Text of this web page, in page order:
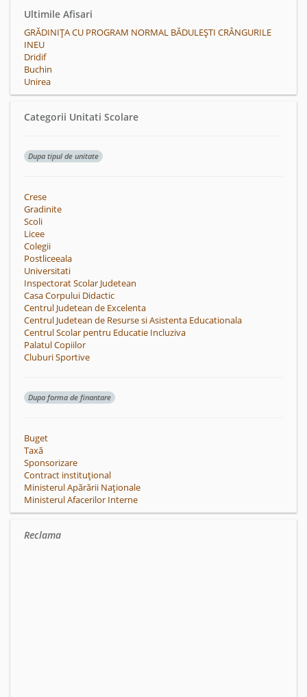
Ultimile Afisari
GRĂDINIȚA CU PROGRAM NORMAL BĂDULEȘTI CRÂNGURILE
INEU
Dridif
Buchin
Unirea
Categorii Unitati Scolare
Dupa tipul de unitate
Crese
Gradinite
Scoli
Licee
Colegii
Postliceeala
Universitati
Inspectorat Scolar Judetean
Casa Corpului Didactic
Centrul Judetean de Excelenta
Centrul Judetean de Resurse si Asistenta Educationala
Centrul Scolar pentru Educatie Incluziva
Palatul Copiilor
Cluburi Sportive
Dupa forma de finantare
Buget
Taxă
Sponsorizare
Contract instituțional
Ministerul Apărării Naționale
Ministerul Afacerilor Interne
Reclama